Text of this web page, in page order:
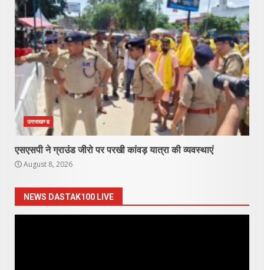
उत्तराखण्ड
एसएसपी ने ग्राउंड जीरो पर परखी कांवड़ यात्रा की व्यवस्थाएं
August 8, 2026
NEWS DASTAK100 LIVE